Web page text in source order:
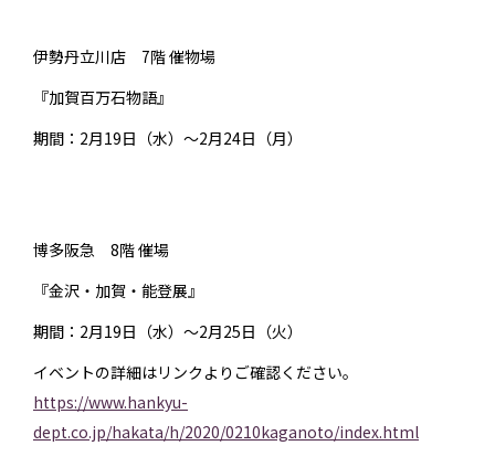
伊勢丹立川店 7階 催物場
『加賀百万石物語』
期間：2月19日（水）〜2月24日（月）
博多阪急 8階 催場
『金沢・加賀・能登展』
期間：2月19日（水）〜2月25日（火）
イベントの詳細はリンクよりご確認ください。
https://www.hankyu-
dept.co.jp/hakata/h/2020/0210kaganoto/index.html